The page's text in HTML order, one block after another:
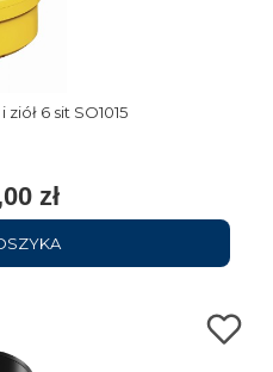
6 sit SO1015
zł